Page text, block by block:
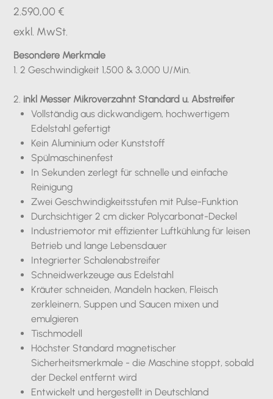
Preis
2.590,00 €
exkl. MwSt.
Besondere Merkmale
1. ​2 Geschwindigkeit 1,500 & 3,000 U/Min.
2. inkl Messer Mikroverzahnt Standard u. Abstreifer
Vollständig aus dickwandigem, hochwertigem
Edelstahl gefertigt
Kein Aluminium oder Kunststoff
Spülmaschinenfest
In Sekunden zerlegt für schnelle und einfache
Reinigung
Zwei Geschwindigkeitsstufen mit Pulse-Funktion
Durchsichtiger 2 cm dicker Polycarbonat-Deckel
Industriemotor mit effizienter Luftkühlung für leisen
Betrieb und lange Lebensdauer
Integrierter Schalenabstreifer
Schneidwerkzeuge aus Edelstahl
Kräuter schneiden, Mandeln hacken, Fleisch
zerkleinern, Suppen und Saucen mixen und
emulgieren
Tischmodell
Höchster Standard magnetischer
Sicherheitsmerkmale - die Maschine stoppt, sobald
der Deckel entfernt wird
Entwickelt und hergestellt in Deutschland